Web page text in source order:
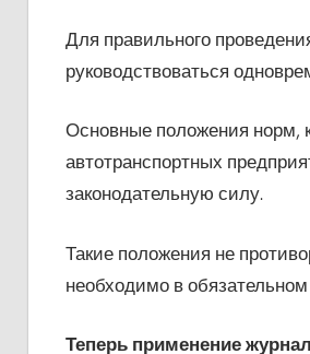
Для правильного
руководствоваться
Основные положения норм,
автотранспортных
законодательную силу.
Такие положения не
необходимо в
Теперь применение